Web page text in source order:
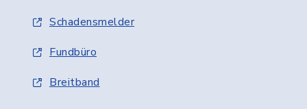
Schadensmelder
Fundbüro
Breitband